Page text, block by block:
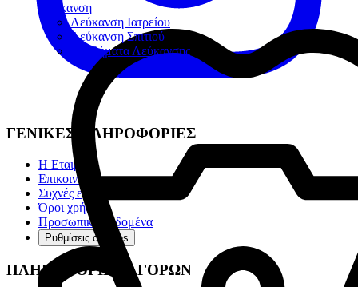
Λεύκανση
Λεύκανση Ιατρείου
Λεύκανση Σπιτιού
Βοηθήματα Λεύκανσης
ΓΕΝΙΚΕΣ ΠΛΗΡΟΦΟΡΙΕΣ
Η Εταιρία
Επικοινωνία
Συχνές ερωτήσεις
Όροι χρήσης
Προσωπικά Δεδομένα
Ρυθμίσεις cookies
ΠΛΗΡΟΦΟΡΙΕΣ ΑΓΟΡΩΝ